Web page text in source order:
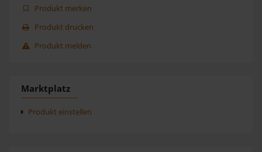
Produkt merken
Produkt drucken
Produkt melden
Marktplatz
Produkt einstellen